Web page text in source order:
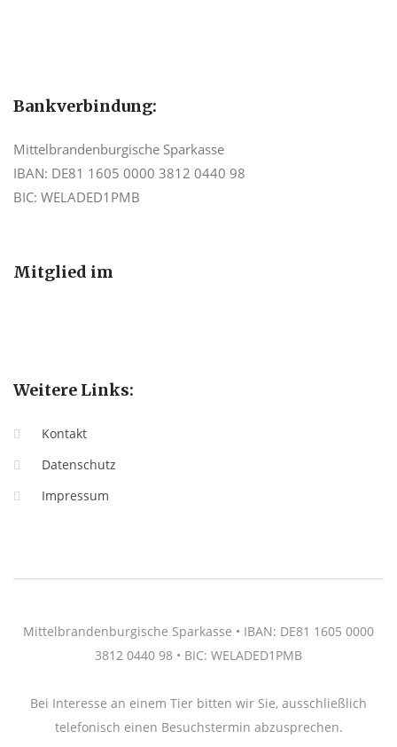
Bankverbindung:
Mittelbrandenburgische Sparkasse
IBAN: DE81 1605 0000 3812 0440 98
BIC: WELADED1PMB
Mitglied im
Weitere Links:
Kontakt
Datenschutz
Impressum
Mittelbrandenburgische Sparkasse • IBAN: DE81 1605 0000
3812 0440 98 • BIC: WELADED1PMB
Bei Interesse an einem Tier bitten wir Sie, ausschließlich
telefonisch einen Besuchstermin abzusprechen.